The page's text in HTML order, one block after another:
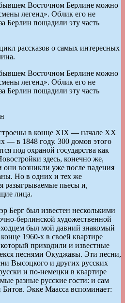
Восточном Берлине можно
легенд». Облик его не
Берлин пощадили эту часть
рассказов о самых интересных
Восточном Берлине можно
легенд». Облик его не
Берлин пощадили эту часть
в конце XIX — начале XX
— в 1848 году. 300 домов этого
под охраной государства как
здесь, конечно же,
они возникли уже после падения
Но в одних и тех же
разыгрываемые пьесы и,
лица.
Берг был известен несколькими
берлинской художественной
был мой давний знакомый
1960-х в своей квартире
приходили и известные
песнями Окуджавы. Эти песни,
Высоцкого и других русских
и по-немецки в квартире
разные русские гости: и сам
Экке Маасса вспоминает: